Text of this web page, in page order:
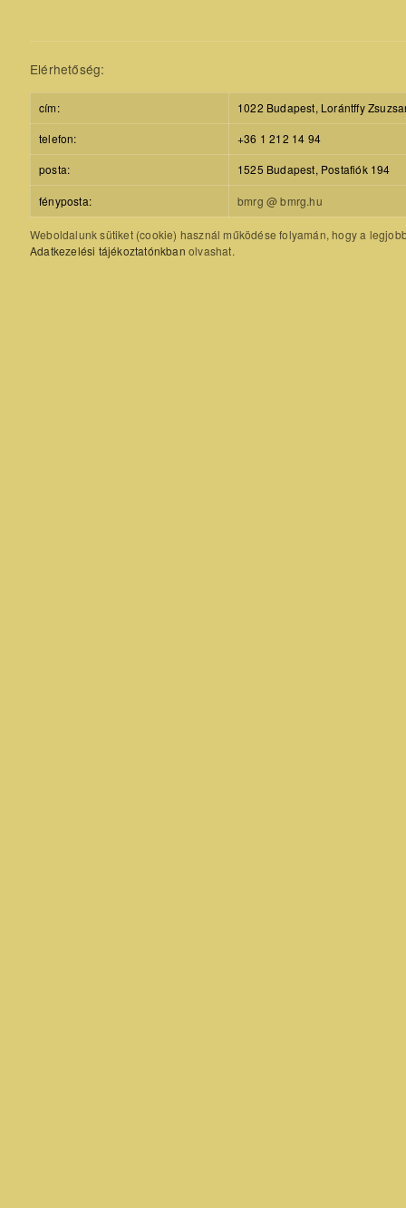
Elérhetőség:
cím:
1022 Budapest, Lorántffy
telefon:
+36 1 212 14 94
posta:
1525 Budapest, Postafiók 194
fényposta: bmrg @ bmrg.hu
Weboldalunk sütiket (cookie) használ működése folyamán, hogy a
Adatkezelési tájékoztatónkban olvashat.